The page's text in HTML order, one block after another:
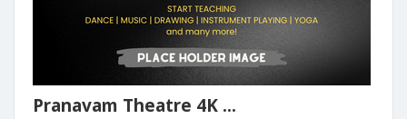
Pranavam Theatre 4K ...